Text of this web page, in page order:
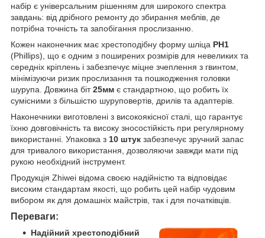
набір є універсальним рішенням для широкого спектра
завдань: від дрібного ремонту до збирання меблів, де
потрібна точність та запобігання прослизанню.
Кожен наконечник має хрестоподібну форму шліца PH1
(Phillips), що є одним з поширених розмірів для невеликих та
середніх кріплень і забезпечує міцне зчеплення з гвинтом,
мінімізуючи ризик прослизання та пошкодження головки
шурупа. Довжина біт25мм є стандартною, що робить їх
сумісними з більшістю шуруповертів, дрилів та адаптерів.
Наконечники виготовлені з високоякісної сталі, що гарантує
їхню довговічність та високу зносостійкість при регулярному
використанні. Упаковка з 10 штук забезпечує зручний запас
для тривалого використання, дозволяючи завжди мати під
рукою необхідний інструмент.
Продукція Zhiwei відома своєю надійністю та відповідає
високим стандартам якості, що робить цей набір чудовим
вибором як для домашніх майстрів, так і для початківців.
Переваги:
Надійний хрестоподібний